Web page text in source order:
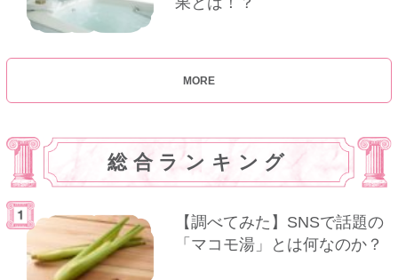
MORE
総合ランキング
【調べてみた】SNSで話題の
「マコモ湯」とは何なのか？